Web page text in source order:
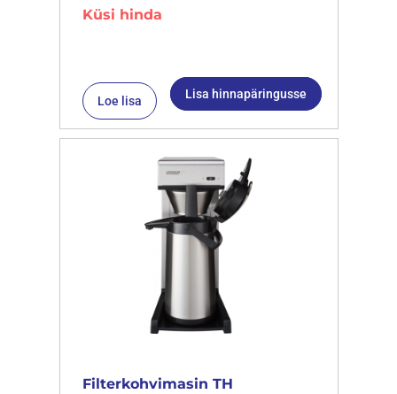
Küsi hinda
Loe lisa Lisa hinnapäringusse
Filterkohvimasin TH